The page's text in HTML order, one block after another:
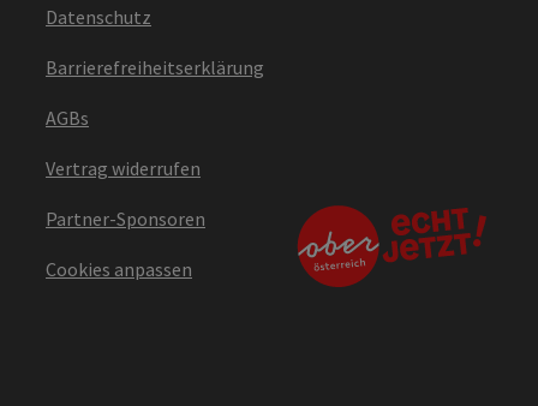
Datenschutz
Barrierefreiheitserklärung
AGBs
Vertrag widerrufen
Partner-Sponsoren
Cookies anpassen